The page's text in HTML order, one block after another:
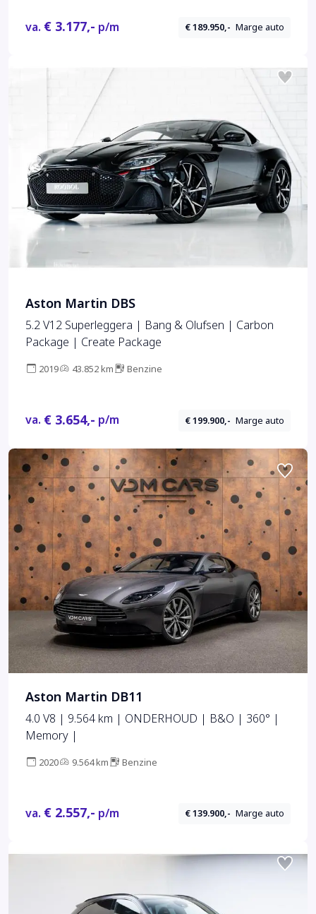
va. € 3.177,- p/m € 189.950,- Marge auto
Aston Martin DBS
5.2 V12 Superleggera | Bang & Olufsen | Carbon
Package | Create Package
2019 43.852 km Benzine
va. € 3.654,- p/m € 199.900,- Marge auto
Aston Martin DB11
4.0 V8 | 9.564 km | ONDERHOUD | B&O | 360° |
Memory |
2020 9.564 km Benzine
va. € 2.557,- p/m € 139.900,- Marge auto